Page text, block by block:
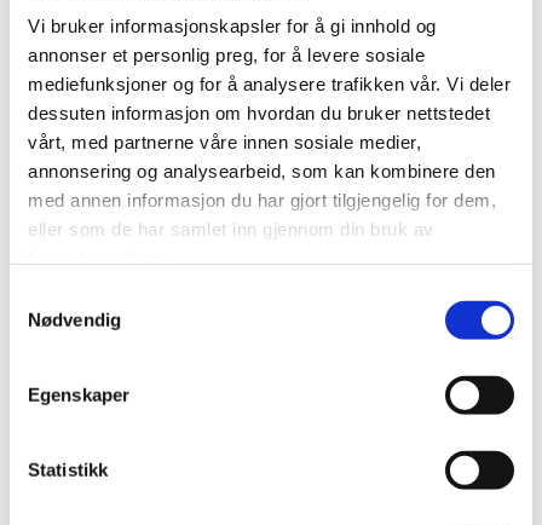
Vi bruker informasjonskapsler for å gi innhold og
annonser et personlig preg, for å levere sosiale
mediefunksjoner og for å analysere trafikken vår. Vi deler
dessuten informasjon om hvordan du bruker nettstedet
vårt, med partnerne våre innen sosiale medier,
annonsering og analysearbeid, som kan kombinere den
med annen informasjon du har gjort tilgjengelig for dem,
eller som de har samlet inn gjennom din bruk av
Nødvendig
Egenskaper
Statistikk
om hvordan fagbevegelsen jobber internasjonalt. Det
som også er veldig spesielt i ILO, er at det er FNs eneste
trepartsorganisasjon. Her må fagbevegelsen jobbe på
lag med myndigheter og arbeidsgivere for å vedta
organisasjonens politikk, sier han.
John Magnus forteller at de har fått oppleve mye stort i
løpet av konferansen, blant annet har de hilst på ILOs
generalsekretær og fått delta i møter som vanligvis
krever delegatstatus.
- Jeg vil anbefale alle med tilknytning til fagbevegelsen å
søke. Dette tilbudet gir økt engasjement for den viktige
arbeidsliv og organisasjonsliv, sier John Magne.